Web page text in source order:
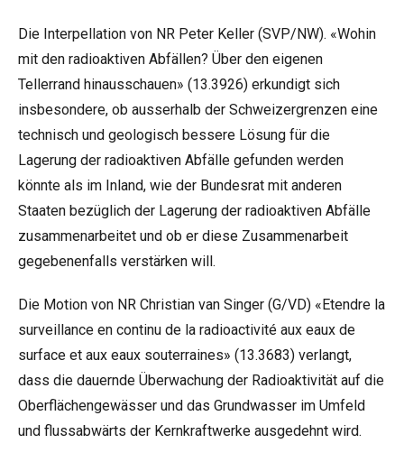
Die Interpellation von NR Peter Keller (SVP/NW). «Wohin
mit den radioaktiven Abfällen? Über den eigenen
Tellerrand hinausschauen» (13.3926) erkundigt sich
insbesondere, ob ausserhalb der Schweizergrenzen eine
technisch und geologisch bessere Lösung für die
Lagerung der radioaktiven Abfälle gefunden werden
könnte als im Inland, wie der Bundesrat mit anderen
Staaten bezüglich der Lagerung der radioaktiven Abfälle
zusammenarbeitet und ob er diese Zusammenarbeit
gegebenenfalls verstärken will.
Die Motion von NR Christian van Singer (G/VD) «Etendre la
surveillance en continu de la radioactivité aux eaux de
surface et aux eaux souterraines» (13.3683) verlangt,
dass die dauernde Überwachung der Radioaktivität auf die
Oberflächengewässer und das Grundwasser im Umfeld
und flussabwärts der Kernkraftwerke ausgedehnt wird.